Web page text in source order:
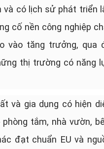
có lịch sử phát triển
cố nền công nghiệp
vào tăng trưởng, qua
thị trường có năng
và gia dụng có hiện
tắm, nhà vườn,
đạt chuẩn EU và